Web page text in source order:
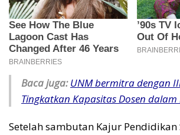
Baca juga: UNM bermitra dengan
Tingkatkan Kapasitas Dosen
Setelah sambutan Kajur Pendidikan